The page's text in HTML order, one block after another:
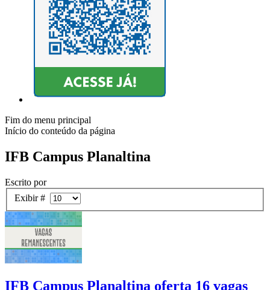
Fim do menu principal
Início do conteúdo da página
IFB Campus Planaltina
Escrito por
Exibir #
IFB Campus Planaltina oferta 16 vagas